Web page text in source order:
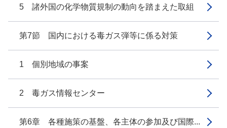
5 諸外国の化学物質規制の動向を踏まえた取組
第7節 国内における毒ガス弾等に係る対策
1 個別地域の事案
2 毒ガス情報センター
第6章 各種施策の基盤、各主体の参加及び国際...